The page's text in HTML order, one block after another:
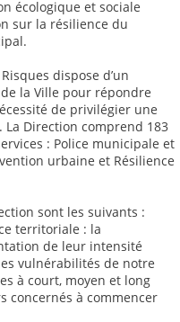
écologique et sociale
sur la résilience du
dispose d’un
la Ville pour répondre
de privilégier une
Direction comprend 183
: Police municipale et
urbaine et Résilience
sont les suivants :
territoriale : la
de leur intensité
vulnérabilités de notre
à court, moyen et long
concernés à commencer